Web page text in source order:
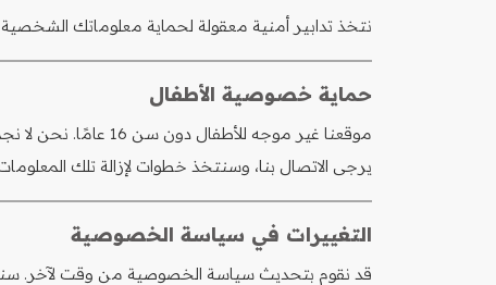
نتخذ تدابير أمنية معقولة لحماية معلوماتك الشخصية
حماية خصوصية الأطفال
يرجى الاتصال بنا، وسنتخذ خطوات لإزالة تلك
التغييرات في سياسة الخصوصية
قد نقوم بتحديث سياسة الخصوصية من وقت لآخر.